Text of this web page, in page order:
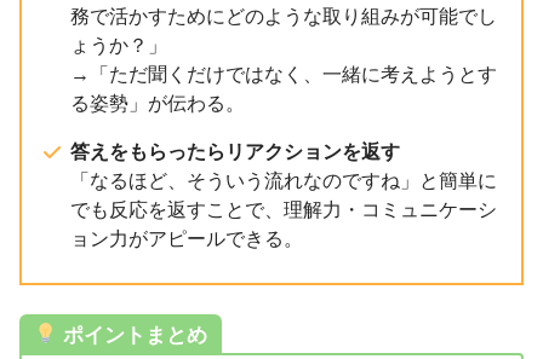
務で活かすためにどのような取り組みが可能でし
ょうか？」
→「ただ聞くだけではなく、一緒に考えようとす
る姿勢」が伝わる。
答えをもらったらリアクションを返す
「なるほど、そういう流れなのですね」と簡単に
でも反応を返すことで、理解力・コミュニケーシ
ョン力がアピールできる。
ポイントまとめ